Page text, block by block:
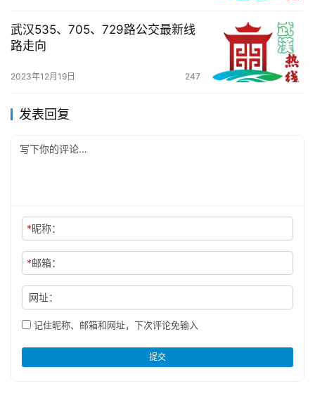
武汉535、705、729路公交最新线
路走向
2023年12月19日 247
发表回复
*昵称：
*邮箱：
网址：
记住昵称、邮箱和网址，下次评论免输入
提交